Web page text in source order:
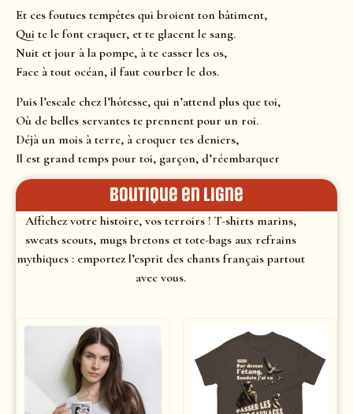
Et ces foutues tempêtes qui broient ton bâtiment,
Qui te le font craquer, et te glacent le sang.
Nuit et jour à la pompe, à te casser les os,
Face à tout océan, il faut courber le dos.
Puis l’escale chez l’hôtesse, qui n’attend plus que toi,
Où de belles servantes te prennent pour un roi.
Déjà un mois à terre, à croquer tes deniers,
Il est grand temps pour toi, garçon, d’réembarquer
Boutique en ligne
Affichez votre histoire, vos terroirs ! T-shirts marins,
sweats scouts, mugs bretons et tote-bags aux refrains
mythiques : emportez l’esprit des chants français partout
avec vous.